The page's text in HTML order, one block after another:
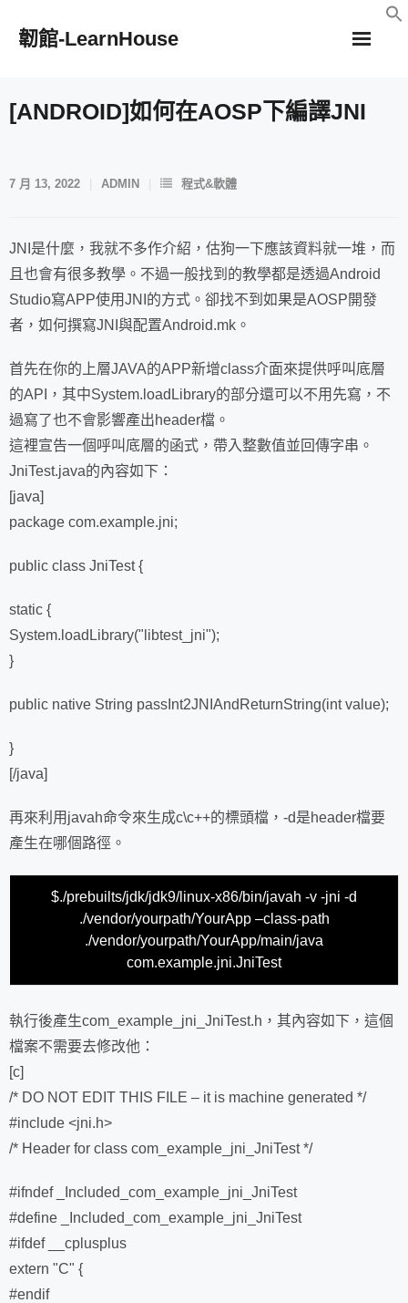
韌館-LearnHouse
[ANDROID]如何在AOSP下編譯JNI
7 月 13, 2022 ADMIN 程式&軟體
JNI是什麼，我就不多作介紹，估狗一下應該資料就一堆，而
且也會有很多教學。不過一般找到的教學都是透過Android
Studio寫APP使用JNI的方式。卻找不到如果是AOSP開發
者，如何撰寫JNI與配置Android.mk。
首先在你的上層JAVA的APP新增class介面來提供呼叫底層
的API，其中System.loadLibrary的部分還可以不用先寫，不
過寫了也不會影響產出header檔。
這裡宣告一個呼叫底層的函式，帶入整數值並回傳字串。
JniTest.java的內容如下：
[java]
package com.example.jni;
public class JniTest {
static {
System.loadLibrary("libtest_jni");
}
public native String passInt2JNIAndReturnString(int value);
}
[/java]
再來利用javah命令來生成c\c++的標頭檔，-d是header檔要
產生在哪個路徑。
$./prebuilts/jdk/jdk9/linux-x86/bin/javah -v -jni -d
./vendor/yourpath/YourApp –class-path
./vendor/yourpath/YourApp/main/java
com.example.jni.JniTest
執行後產生com_example_jni_JniTest.h，其內容如下，這個
檔案不需要去修改他：
[c]
/* DO NOT EDIT THIS FILE – it is machine generated */
#include <jni.h>
/* Header for class com_example_jni_JniTest */
#ifndef _Included_com_example_jni_JniTest
#define _Included_com_example_jni_JniTest
#ifdef __cplusplus
extern "C" {
#endif